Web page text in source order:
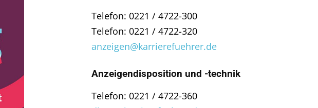
Telefon: 0221 / 4722-300
Telefon: 0221 / 4722-320
anzeigen@karrierefuehrer.de
Anzeigendisposition und -technik
Telefon: 0221 / 4722-360